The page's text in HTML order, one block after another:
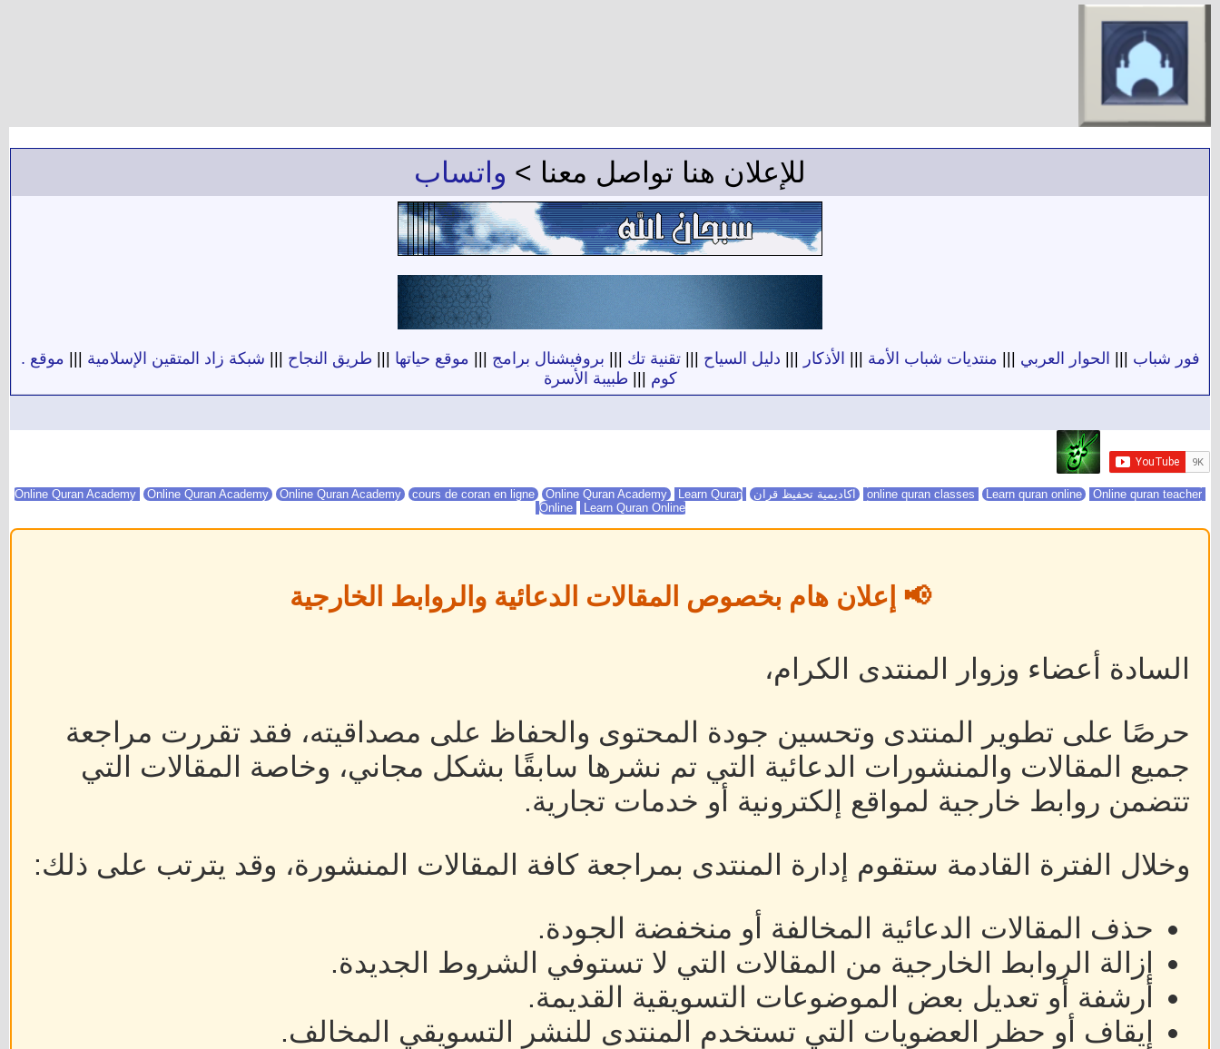
للإعلان هنا تواصل معنا > واتساب
فور شباب الحوار العربي منتديات شباب الأمة الأذكار دليل السياح |||تقنية تك بروفيشنال برامج موقع حياتها طريق النجاح شبكة زاد المتقين الإسلامية
موقع .
كوم
طبيبة الأسرة
Learn quran online Online quran teacher اكاديمية تحفيظ قران Online Quran Academy Online Quran Academy cours de coran en ligne Online Quran Academy
Learn Quran
Online
Learn Quran Online
📢 إعلان هام بخصوص المقالات الدعائية والروابط الخارجية
السادة أعضاء وزوار المنتدى الكرام،
حرصًا على تطوير المنتدى وتحسين جودة المحتوى والحفاظ على مصداقيته، فقد تقررت مراجعة
جميع المقالات والمنشورات الدعائية التي تم نشرها سابقًا بشكل مجاني، وخاصة المقالات التي
تتضمن روابط خارجية لمواقع إلكترونية أو خدمات تجارية.
وخلال الفترة القادمة ستقوم إدارة المنتدى بمراجعة كافة المقالات المنشورة، وقد يترتب على ذلك:
حذف المقالات الدعائية المخالفة أو منخفضة الجودة.
إزالة الروابط الخارجية من المقالات التي لا تستوفي الشروط الجديدة.
أرشفة أو تعديل بعض الموضوعات التسويقية القديمة.
إيقاف أو حظر العضويات التي تستخدم المنتدى للنشر التسويقي المخالف.